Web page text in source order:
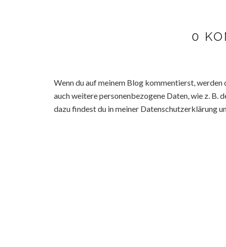
0
Wenn du auf meinem Blog kommentierst,
auch weitere personenbezogene Daten, wie z.
dazu findest du in meiner Datenschutzerklärung